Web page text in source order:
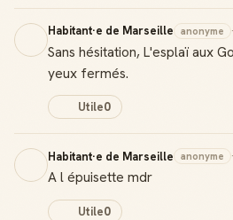
Habitant·e de Marseille anonyme
Sans hésitation, L'esplaï aux
yeux fermés.
Utile0
Habitant·e de Marseille anonyme
A l épuisette mdr
Utile0